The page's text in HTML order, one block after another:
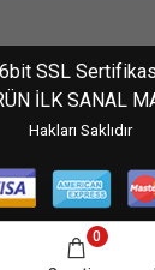
SSL
İLK SANAL
Hakları Saklıdır
0